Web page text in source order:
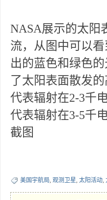
NASA展示的太阳
流，从图中可以
出的蓝色和绿色
了太阳表面散发
代表辐射在2-3千
代表辐射在3-5千
截图
美国宇航局, 观测卫星, 太阳活动,